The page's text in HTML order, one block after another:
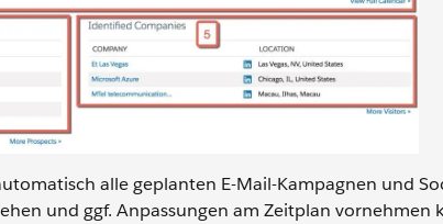
alle geplanten E-Mail-Kampagnen und
und ggf. Anpassungen am Zeitplan vornehmen